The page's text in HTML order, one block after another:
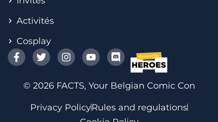
Activités
Cosplay
© 2026 FACTS, Your Belgian Comic Con
Privacy PolicyRules and regulations